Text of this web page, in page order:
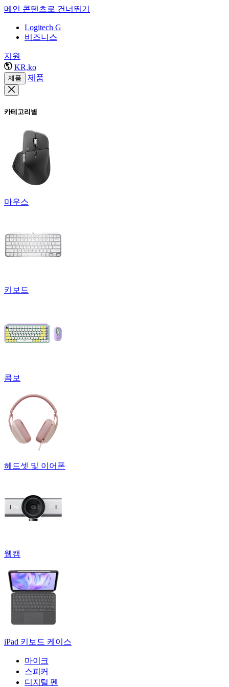
메인 콘텐츠로 건너뛰기
Logitech G
비즈니스
지원
KR,ko
제품 제품
카테고리별
마우스
키보드
콤보
헤드셋 및 이어폰
웹캠
iPad 키보드 케이스
마이크
스피커
디지털 펜